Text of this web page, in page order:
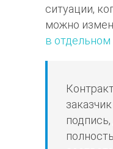
ситуации,
можно
в отдельном